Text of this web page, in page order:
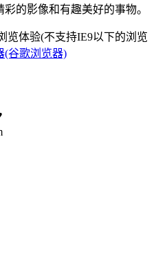
的影像和有趣美好的事物。
览体验(不支持IE9以下的浏览
(谷歌浏览器)